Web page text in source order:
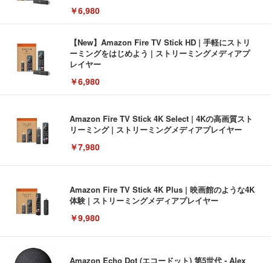
￥6,980
【New】Amazon Fire TV Stick HD | 手軽にストリ
ーミングをはじめよう | ストリーミングメディアプ
レイヤー
￥6,980
Amazon Fire TV Stick 4K Select | 4Kの高画質スト
リーミング | ストリーミングメディアプレイヤー
￥7,980
Amazon Fire TV Stick 4K Plus | 映画館のような4K
体験 | ストリーミングメディアプレイヤー
￥9,980
Amazon Echo Dot (エコードット) 第5世代 - Alex